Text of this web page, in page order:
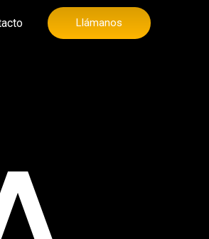
Llámanos